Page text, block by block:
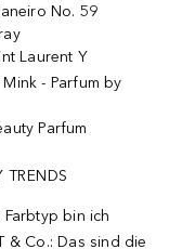
No. 59
Laurent Y
Mink - Parfum by
Parfum
TRENDS
Farbtyp bin ich
& Co.: Das sind die